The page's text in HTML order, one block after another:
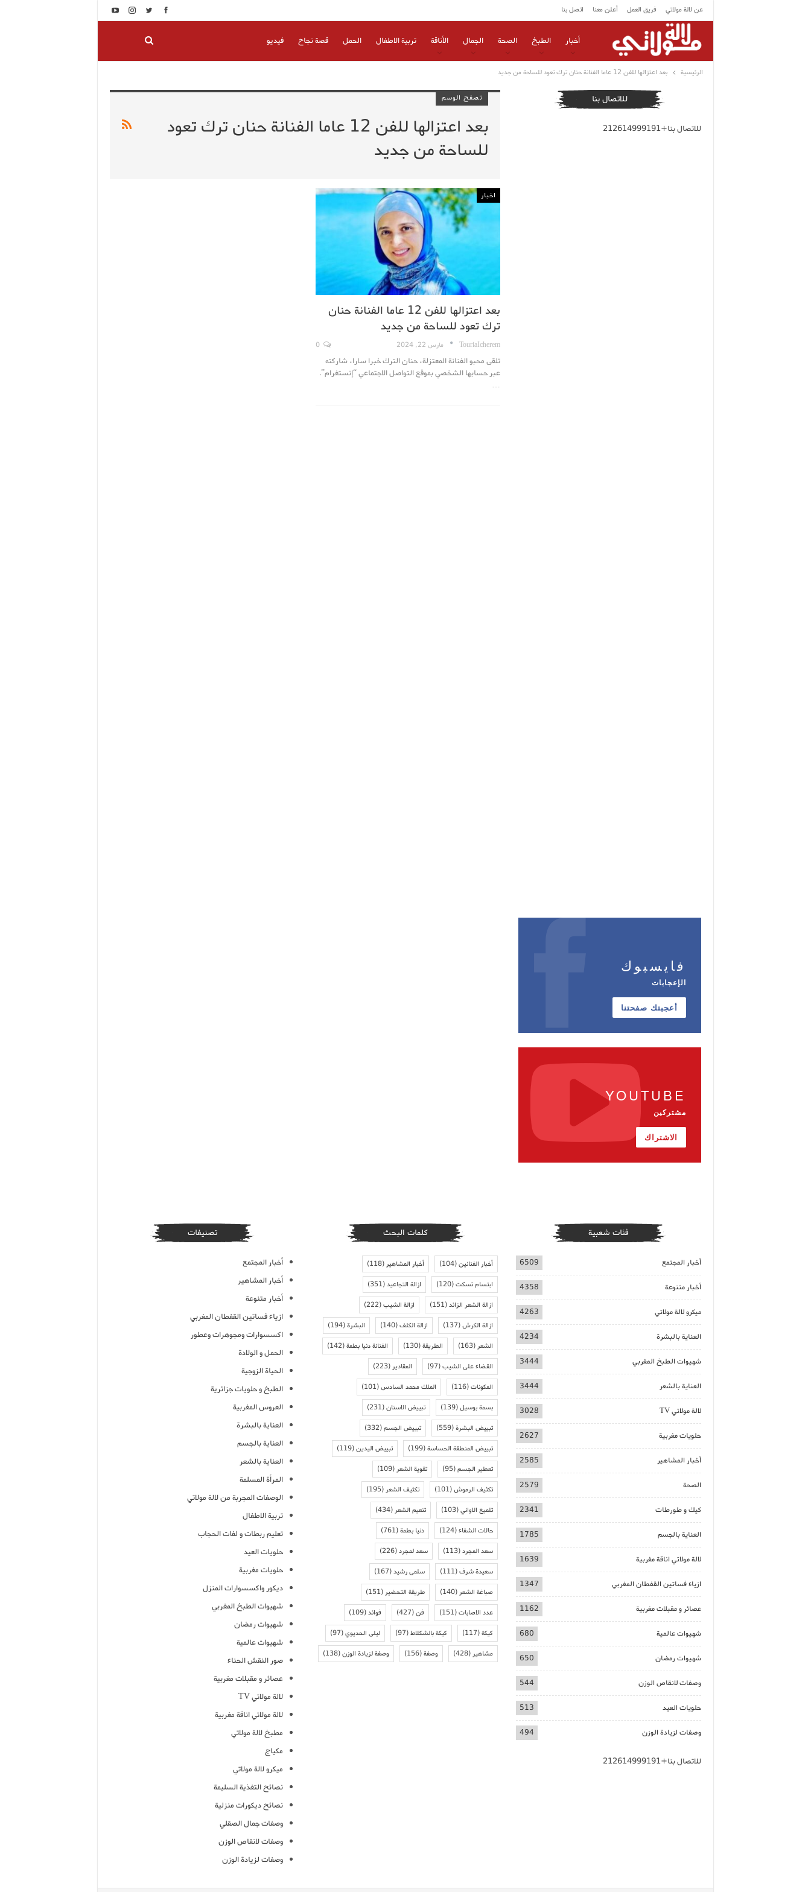
عن لالة مولاتي فريق العمل أعلن معنا اتصل بنا
أخبار الطبخ الصحة الجمال الأناقة تربية الاطفال الحمل قصة نجاح فيديو
الرئيسية بعد اعتزالها للفن 12 عاما الفنانة حنان ترك تعود للساحة من جديد
تصفح الوسم
بعد اعتزالها للفن 12 عاما الفنانة حنان ترك تعود
للساحة من جديد
اخبار
بعد اعتزالها للفن 12 عاما الفنانة حنان
ترك تعود للساحة من جديد
TouriaIcherem مارس 22, 2024
تلقى محبو الفنانة المعتزلة، حنان الترك خبرا سارا، شاركته
عبر حسابها الشخصي بموقع التواصل الاجتماعي “إنستغرام”.
…
للاتصال بنا
للاتصال بنا+212614999191
فايسبوك
الإعجابات
أعجبتك صفحتنا
YOUTUBE
مشتركين
الاشتراك
فئات شعبية
أخبار المجتمع 6509
أخبار متنوعة 4358
ميكرو لالة مولاتي 4263
العناية بالبشرة 4234
شهيوات الطبخ المغربي 3444
العناية بالشعر 3444
لالة مولاتي TV 3028
حلويات مغربية 2627
أخبار المشاهير 2585
الصحة 2579
كيك و طورطات 2341
العناية بالجسم 1785
لالة مولاتي اناقة مغربية 1639
ازياء فساتين القفطان المغربي 1347
عصائر و مقبلات مغربية 1162
شهيوات عالمية 680
شهيوات رمضان 650
وصفات لانقاص الوزن 544
حلويات العيد 513
وصفات لزيادة الوزن 494
للاتصال بنا+212614999191
كلمات البحث
أخبار الفنانين(104) أخبار المشاهير(118)
ابتسام تسكت(120) ازالة التجاعيد(351)
ازالة الشعر الزائد(151) ازالة الشيب(222)
ازالة الكرش(137) ازالة الكلف(140) البشرة(194)
الشعر(163) الطريقة(130) الفنانة دنيا بطمة(142)
القضاء على الشيب(97) المقادير(223)
المكونات(116) الملك محمد السادس(101)
بسمة بوسيل(139) تبييض الاسنان(231)
تبييض البشرة(559) تبييض الجسم(332)
تبييض المنطقة الحساسة(199) تبييض اليدين(119)
تعطير الجسم(95) تقوية الشعر(109)
تكثيف الرموش(101) تكثيف الشعر(195)
تلميع الاواني(103) تنعيم الشعر(434)
حالات الشفاء(124) دنيا بطمة(761)
سعد المجرد(113) سعد لمجرد(226)
سعيدة شرف(111) سلمى رشيد(167)
صباغة الشعر(140) طريقة التحضير(151)
عدد الاصابات(151) فن(427) فوائد(109)
كيكة(117) كيكة بالشكلاط(97) ليلى الحديوي(97)
مشاهير(428) وصفة(156) وصفة لزيادة الوزن(138)
تصنيفات
أخبار المجتمع
أخبار المشاهير
أخبار متنوعة
ازياء فساتين القفطان المغربي
اكسسوارات ومجوهرات وعطور
الحمل و الولادة
الحياة الزوجية
الطبخ و حلويات جزائرية
العروس المغربية
العناية بالبشرة
العناية بالجسم
العناية بالشعر
المرأة المسلمة
الوصفات المجربة من لالة مولاتي
تربية الاطفال
تعليم ربطات و لفات الحجاب
حلويات العيد
حلويات مغربية
ديكور واكسسوارات المنزل
شهيوات الطبخ المغربي
شهيوات رمضان
شهيوات عالمية
صور النقش الحناء
عصائر و مقبلات مغربية
لالة مولاتي TV
لالة مولاتي اناقة مغربية
مطبخ لالة مولاتي
مكياج
ميكرو لالة مولاتي
نصائح التغذية السليمة
نصائح ديكورات منزلية
وصفات جمال الصقلي
وصفات لانقاص الوزن
وصفات لزيادة الوزن